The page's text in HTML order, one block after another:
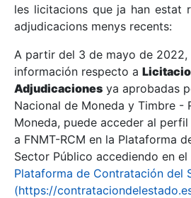
Mostra/Amaga
Mostra/Amaga
les licitacions que ja han estat
adjudicacions menys recents:
A partir del 3 de mayo de 2022,
información respecto a
Adjudicaciones ya aprobadas
Nacional de Moneda y Timbre -
Moneda, puede acceder al
a FNMT-RCM en la Plataforma
Sector Público accediendo en
Plataforma de Contratación del
(https://